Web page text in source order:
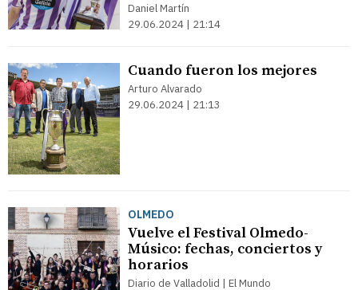
Daniel Martín
29.06.2024 | 21:14
Cuando fueron los mejores
Arturo Alvarado
29.06.2024 | 21:13
OLMEDO
Vuelve el Festival Olmedo-
Músico: fechas, conciertos y
horarios
Diario de Valladolid | El Mundo